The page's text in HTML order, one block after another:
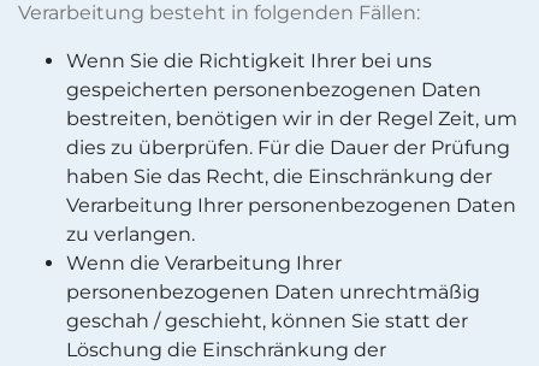
Verarbeitung besteht in folgenden Fällen:
Wenn Sie die Richtigkeit Ihrer bei uns
gespeicherten personenbezogenen Daten
bestreiten, benötigen wir in der Regel Zeit, um
dies zu überprüfen. Für die Dauer der Prüfung
haben Sie das Recht, die Einschränkung der
Verarbeitung Ihrer personenbezogenen Daten
zu verlangen.
Wenn die Verarbeitung Ihrer
personenbezogenen Daten unrechtmäßig
geschah / geschieht, können Sie statt der
Löschung die Einschränkung der